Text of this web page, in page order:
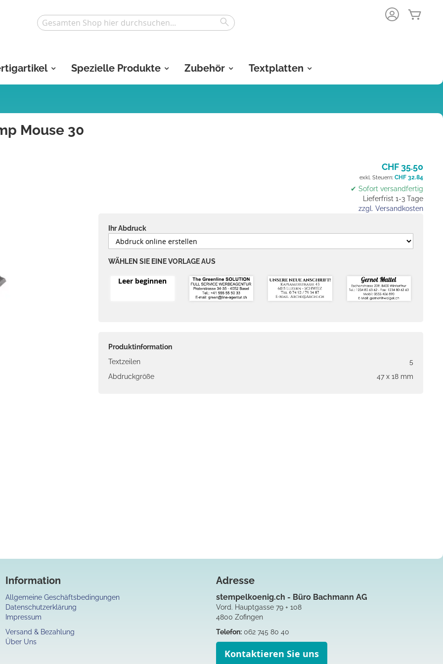
Search
Spezielle Produkte Zubehör Textplatten
Mouse 30
CHF 35.50
CHF 32.84
✔ Sofort versandfertig
Lieferfrist 1-3 Tage
zzgl. Versandkosten
Ihr Abdruck
WÄHLEN SIE EINE VORLAGE AUS
Leer beginnen
Produktinformation
Textzeilen
5
Abdruckgröße
47 x 18 mm
Information
Allgemeine Geschäftsbedingungen
Datenschutzerklärung
Impressum
Versand & Bezahlung
Über Uns
Adresse
stempelkoenig.ch - Büro Bachmann AG
Vord. Hauptgasse 79 + 108
4800 Zofingen
Telefon: 062 745 80 40
Kontaktieren Sie uns